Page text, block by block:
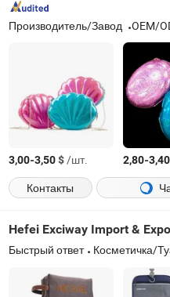
Производитель/Завод OEM/
3,00-3,50$/шт. 2,80-3,40
Контакты
Hefei Exciway Import &
Быстрый ответ Косметичка/Туалетная сумка, Рюкзак для школы, Сумка-тоут/Сумка, Дорожная сумка, Органайзер для